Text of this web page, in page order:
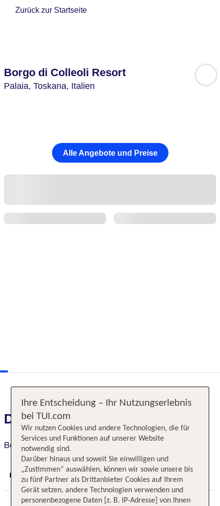
Zurück zur Startseite
Borgo di Colleoli Resort
Palaia, Toskana, Italien
Alle Angebote und Preise
Das erwartet Sie
Borgo Di Colleoli Resort
Digitaler und telefonischer 24/7 TUI Service
Ihre Entscheidung – Ihr Nutzungserlebnis
bei TUI.com
Wir nutzen Cookies und andere Technologien, die für
Services und Funktionen auf unserer Website
notwendig sind.
Darüber hinaus und soweit Sie einwilligen und
„Zustimmen“ auswählen, können wir sowie unsere bis
zu fünf Partner als Drittanbieter Cookies auf Ihrem
Gerät setzen, andere Technologien verwenden und
personenbezogene Daten [z. B. IP-Adresse] von Ihnen